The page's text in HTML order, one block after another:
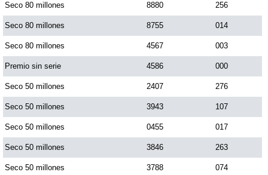
Seco 80 millones 8880 256
Seco 80 millones 8755 014
Seco 80 millones 4567 003
Premio sin serie 4586 000
Seco 50 millones 2407 276
Seco 50 millones 3943 107
Seco 50 millones 0455 017
Seco 50 millones 3846 263
Seco 50 millones 3788 074